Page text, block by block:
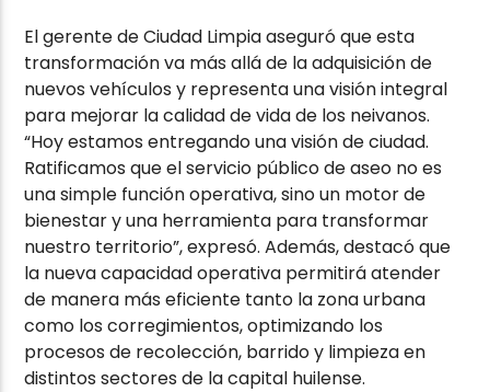
El gerente de Ciudad Limpia aseguró que esta
transformación va más allá de la adquisición de
nuevos vehículos y representa una visión integral
para mejorar la calidad de vida de los neivanos.
“Hoy estamos entregando una visión de ciudad.
Ratificamos que el servicio público de aseo no es
una simple función operativa, sino un motor de
bienestar y una herramienta para transformar
nuestro territorio”, expresó. Además, destacó que
la nueva capacidad operativa permitirá atender
de manera más eficiente tanto la zona urbana
como los corregimientos, optimizando los
procesos de recolección, barrido y limpieza en
distintos sectores de la capital huilense.